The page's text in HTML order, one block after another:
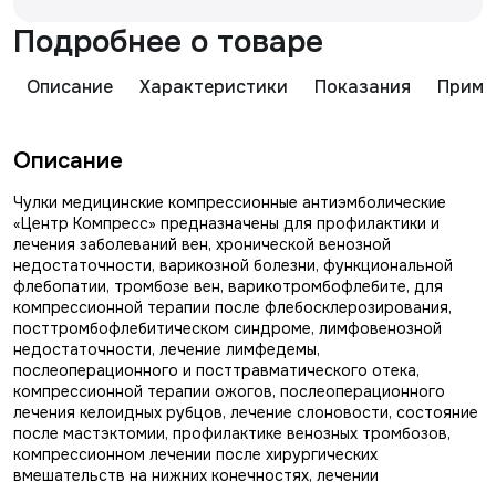
Подробнее о товаре
Описание Характеристики Показания
Описание
Чулки медицинские компрессионные антиэмболические
«Центр Компресс» предназначены для профилактики и
лечения заболеваний вен, хронической венозной
недостаточности, варикозной болезни, функциональной
флебопатии, тромбозе вен, варикотромбофлебите, для
компрессионной терапии после флебосклерозирования,
посттромбофлебитическом синдроме, лимфовенозной
недостаточности, лечение лимфедемы,
послеоперационного и посттравматического отека,
компрессионной терапии ожогов, послеоперационного
лечения келоидных рубцов, лечение слоновости, состояние
после мастэктомии, профилактике венозных тромбозов,
компрессионном лечении после хирургических
вмешательств на нижних конечностях, лечении